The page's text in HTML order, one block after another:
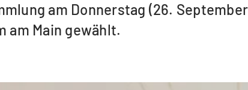
am Donnerstag (26.
am Main gewählt.